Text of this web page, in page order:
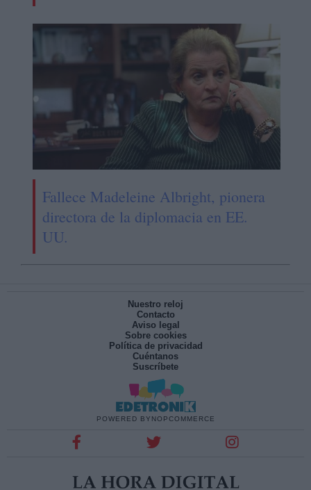
Fallece Madeleine Albright, pionera
directora de la diplomacia en EE.
UU.
Nuestro reloj
Contacto
Aviso legal
Sobre cookies
Política de privacidad
Cuéntanos
Suscríbete
POWERED BY NOPCOMMERCE